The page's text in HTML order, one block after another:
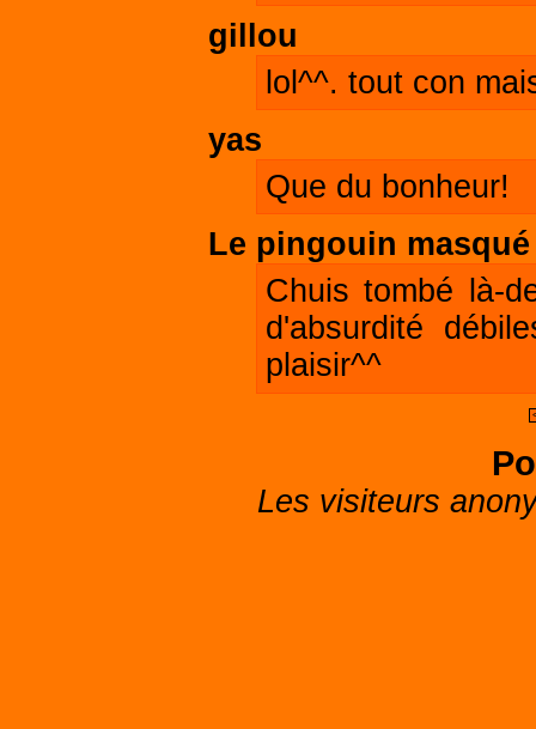
gillou
lol^^. tout con
yas
Que du bonheur!
Le pingouin masqué
Chuis tombé là-
d'absurdité
plaisir^^
Les visiteurs